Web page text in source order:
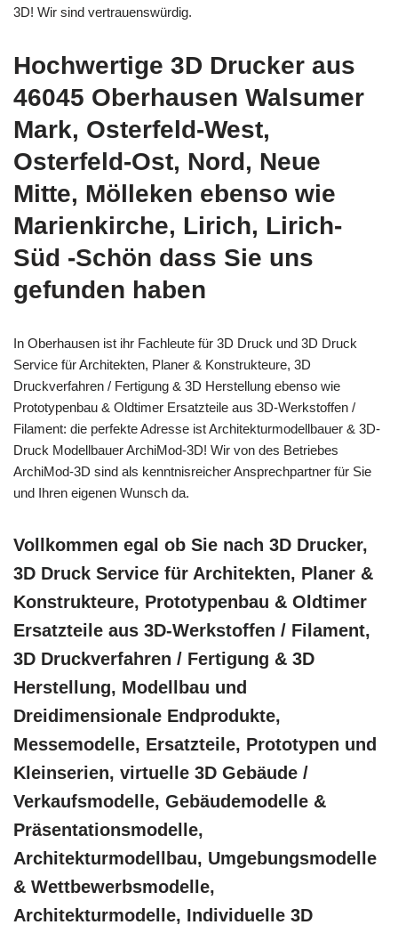
3D! Wir sind vertrauenswürdig.
Hochwertige 3D Drucker aus
46045 Oberhausen Walsumer
Mark, Osterfeld-West,
Osterfeld-Ost, Nord, Neue
Mitte, Mölleken ebenso wie
Marienkirche, Lirich, Lirich-
Süd -Schön dass Sie uns
gefunden haben
In Oberhausen ist ihr Fachleute für 3D Druck und 3D Druck
Service für Architekten, Planer & Konstrukteure, 3D
Druckverfahren / Fertigung & 3D Herstellung ebenso wie
Prototypenbau & Oldtimer Ersatzteile aus 3D-Werkstoffen /
Filament: die perfekte Adresse ist Architekturmodellbauer & 3D-
Druck Modellbauer ArchiMod-3D! Wir von des Betriebes
ArchiMod-3D sind als kenntnisreicher Ansprechpartner für Sie
und Ihren eigenen Wunsch da.
Vollkommen egal ob Sie nach 3D Drucker,
3D Druck Service für Architekten, Planer &
Konstrukteure, Prototypenbau & Oldtimer
Ersatzteile aus 3D-Werkstoffen / Filament,
3D Druckverfahren / Fertigung & 3D
Herstellung, Modellbau und
Dreidimensionale Endprodukte,
Messemodelle, Ersatzteile, Prototypen und
Kleinserien, virtuelle 3D Gebäude /
Verkaufsmodelle, Gebäudemodelle &
Präsentationsmodelle,
Architekturmodellbau, Umgebungsmodelle
& Wettbewerbsmodelle,
Architekturmodelle, Individuelle 3D